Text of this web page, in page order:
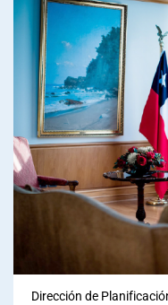
Dirección de